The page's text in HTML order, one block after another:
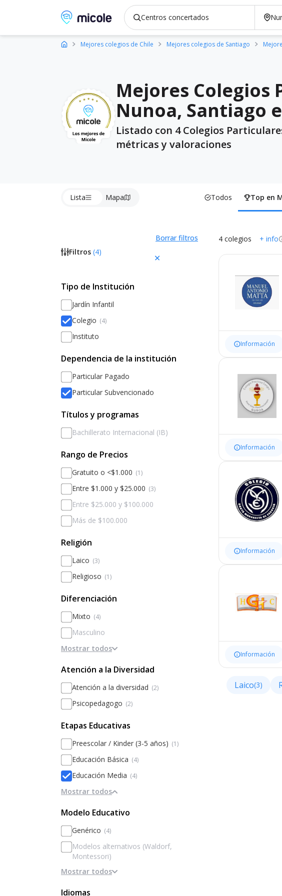
Micole, buscador de colegios
Mejores colegios de Chile Mejores colegios de Santiago
Mejores Colegios
Nunoa, Santiago
Listado con 4 Colegios
métricas y valoraciones
Lista Mapa Todos Top en
Filtros (4)
Borrar filtros
Tipo de Institución
Jardín Infantil
Colegio (4)
Instituto
Dependencia de la institución
Particular Pagado
Particular Subvencionado
Títulos y programas
Bachillerato Internacional (IB)
Rango de Precios
Gratuito o <$1.000 (1)
Entre $1.000 y $25.000 (3)
Entre $25.000 y $100.000
Más de $100.000
Religión
Laico (3)
Religioso (1)
Diferenciación
Mixto (4)
Masculino
Femenino
Diferenciado por sexos
Mostrar todos
Atención a la Diversidad
Atención a la diversidad (2)
Psicopedagogo (2)
Etapas Educativas
Preescolar / Kinder (3-5 años) (1)
Educación Básica (4)
Educación Media (4)
Mostrar todos
Modelo Educativo
Genérico (4)
Modelos alternativos (Waldorf,
Montessori)
Basado en la disciplina / internados
Mostrar todos
Idiomas
4 colegios + info
Información
Información
Información
Información
Laico(3)